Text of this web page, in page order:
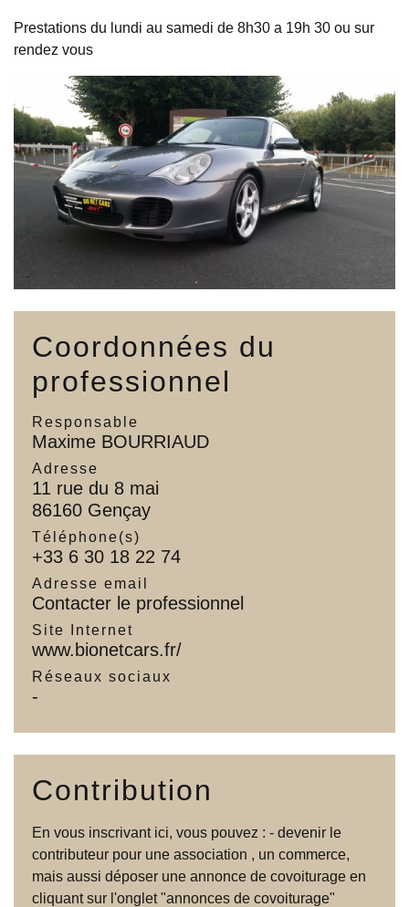
Prestations du lundi au samedi de 8h30 a 19h 30 ou sur
rendez vous
Coordonnées du
professionnel
Responsable
Maxime BOURRIAUD
Adresse
11 rue du 8 mai
86160 Gençay
Téléphone(s)
+33 6 30 18 22 74
Adresse email
Contacter le professionnel
Site Internet
www.bionetcars.fr/
Réseaux sociaux
-
Contribution
En vous inscrivant ici, vous pouvez : - devenir le
contributeur pour une association , un commerce,
mais aussi déposer une annonce de covoiturage en
cliquant sur l'onglet "annonces de covoiturage"